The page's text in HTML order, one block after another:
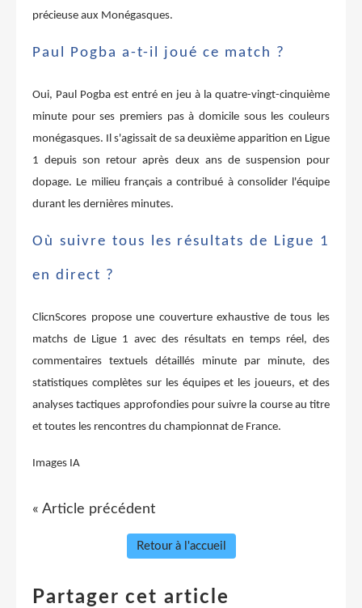
précieuse aux Monégasques.
Paul Pogba a-t-il joué ce match ?
Oui, Paul Pogba est entré en jeu à la quatre-vingt-cinquième
minute pour ses premiers pas à domicile sous les couleurs
monégasques. Il s'agissait de sa deuxième apparition en Ligue
1 depuis son retour après deux ans de suspension pour
dopage. Le milieu français a contribué à consolider l'équipe
durant les dernières minutes.
Où suivre tous les résultats de Ligue 1
en direct ?
ClicnScores propose une couverture exhaustive de tous les
matchs de Ligue 1 avec des résultats en temps réel, des
commentaires textuels détaillés minute par minute, des
statistiques complètes sur les équipes et les joueurs, et des
analyses tactiques approfondies pour suivre la course au titre
et toutes les rencontres du championnat de France.
Images IA
« Article précédent
Retour à l'accueil
Partager cet article